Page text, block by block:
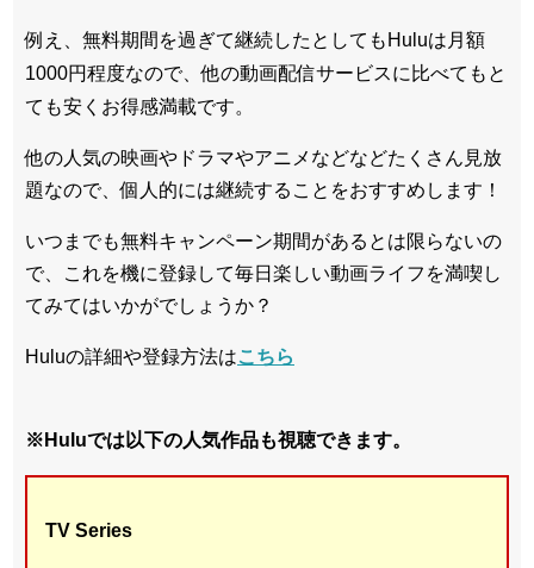
例え、無料期間を過ぎて継続したとしてもHuluは月額
1000円程度なので、他の動画配信サービスに比べてもと
ても安くお得感満載です。
他の人気の映画やドラマやアニメなどなどたくさん見放
題なので、個人的には継続することをおすすめします！
いつまでも無料キャンペーン期間があるとは限らないの
で、これを機に登録して毎日楽しい動画ライフを満喫し
てみてはいかがでしょうか？
Huluの詳細や登録方法はこちら
※Huluでは以下の人気作品も視聴できます。
TV Series